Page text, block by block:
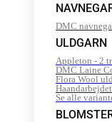
DMC
ULDGARN
Appleton - 2
DMC Laine
Flora Wool
Se alle